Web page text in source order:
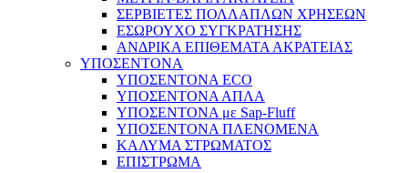
ΣΕΡΒΙΕΤΕΣ ΠΟΛΛΑΠΛΩΝ ΧΡΗΣΕΩΝ
ΕΣΩΡΟΥΧΟ ΣΥΓΚΡΑΤΗΣΗΣ
ΑΝΔΡΙΚΑ ΕΠΙΘΕΜΑΤΑ ΑΚΡΑΤΕΙΑΣ
ΥΠΟΣΕΝΤΟΝΑ
ΥΠΟΣΕΝΤΟΝΑ ECO
ΥΠΟΣΕΝΤΟΝΑ ΑΠΛΑ
ΥΠΟΣΕΝΤΟΝΑ με Sap-Fluff
ΥΠΟΣΕΝΤΟΝΑ ΠΛΕΝΟΜΕΝΑ
ΚΑΛΥΜΑ ΣΤΡΩΜΑΤΟΣ
ΕΠΙΣΤΡΩΜΑ